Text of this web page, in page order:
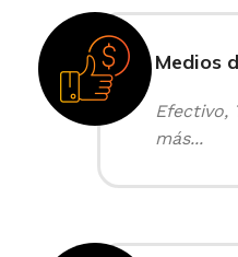
Medios
Efectivo,
más...